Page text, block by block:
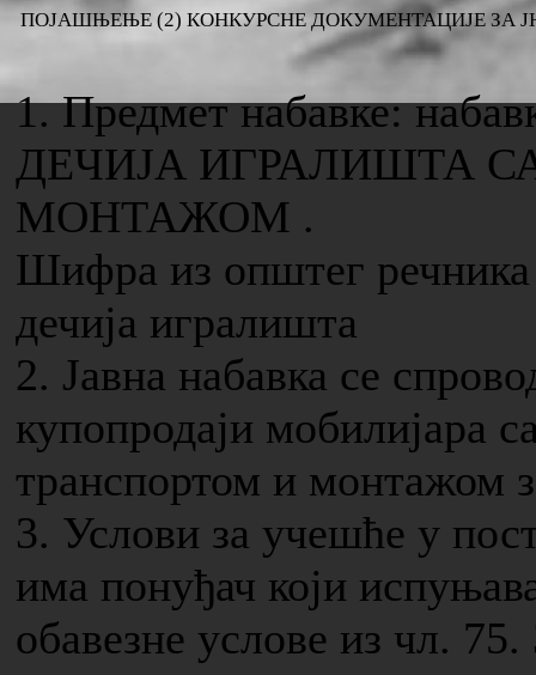
ПОЈАШЊЕЊЕ (2) КОНКУРСНЕ ДОКУМЕНТАЦИЈЕ ЗА
1. Предмет набавке:
ДЕЧИЈА ИГРАЛИШТА
МОНТАЖОМ .
Шифра из општег речника
дечија игралишта
2. Јавна набавка се
купопродаји мобилијара
транспортом и монтажом
3. Услови за учешће у
има понуђач који
обавезне услове из чл.